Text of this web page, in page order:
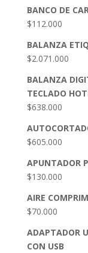
BANCO DE
$112.000
BALANZA
$2.071.000
BALANZA
TECLADO
$638.000
$605.000
APUNTADOR
$130.000
AIRE
$70.000
ADAPTADOR
CON USB